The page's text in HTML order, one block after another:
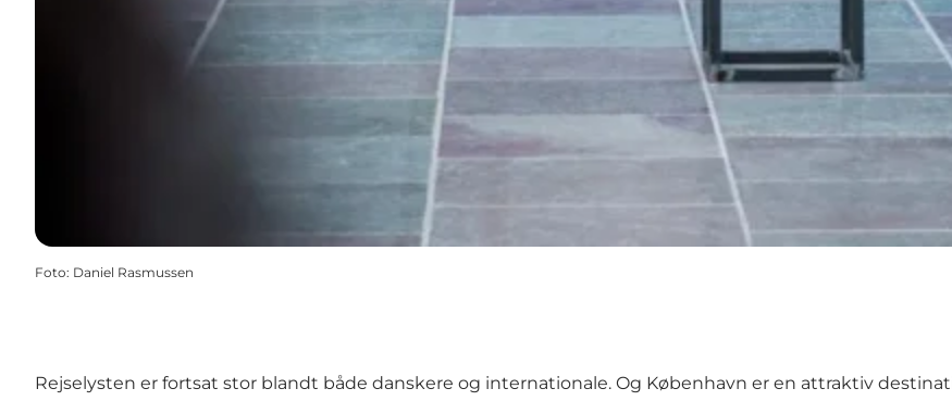
Foto: Daniel Rasmussen
Rejselysten er fortsat stor blandt både danskere og internationale. Og København er en attraktiv